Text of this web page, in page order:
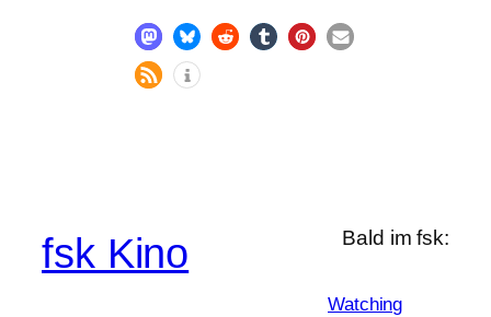
fsk Kino Bald im fsk:
Watching